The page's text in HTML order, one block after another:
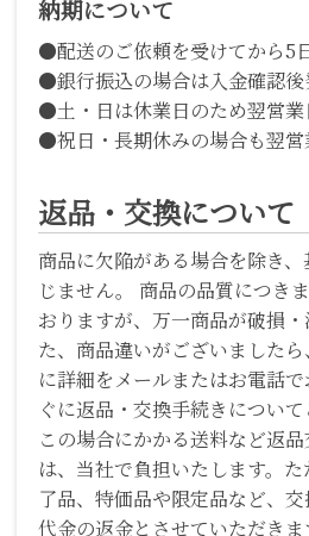
納期について
●配送のご依頼を受けてから5
●銀行振込の場合は入金確認後
●土・日は休業日のため翌営業
●祝日・長期休みの場合も翌営
返品・交換について
商品に欠陥がある場合を除き
じません。 商品の品質につき
おりますが、万一商品が破損
た、商品違いがございました
に詳細をメールまたはお電話
ぐに返品・交換手続きについて
この場合にかかる送料など返
は、当社で負担いたします。
了品、特価品や限定品など、
代金の返金とさせていただきま